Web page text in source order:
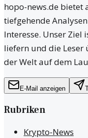
hopo-news.de bietet
tiefgehende
Interesse. Unser Ziel
liefern und die Leser
der Welt auf dem
E-Mail anzeigen
Rubriken
Krypto-News